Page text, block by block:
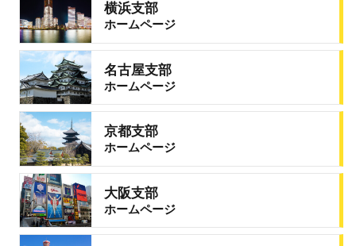
横浜支部
ホームページ
名古屋支部
ホームページ
京都支部
ホームページ
大阪支部
ホームページ